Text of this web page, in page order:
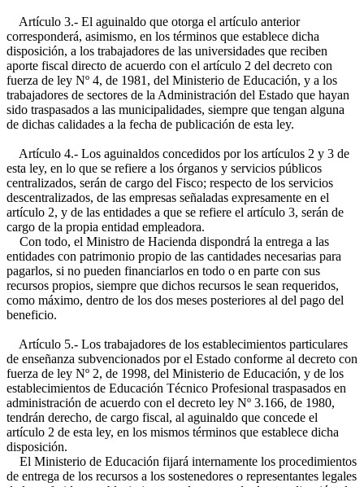
Artículo 3.- El aguinaldo que otorga el artículo anterior
corresponderá, asimismo, en los términos que establece dicha
disposición, a los trabajadores de las universidades que reciben
aporte fiscal directo de acuerdo con el artículo 2 del decreto con
fuerza de ley Nº 4, de 1981, del Ministerio de Educación, y a los
trabajadores de sectores de la Administración del Estado que hayan
sido traspasados a las municipalidades, siempre que tengan alguna
de dichas calidades a la fecha de publicación de esta ley.
Artículo 4.- Los aguinaldos concedidos por los artículos 2 y 3 de
esta ley, en lo que se refiere a los órganos y servicios públicos
centralizados, serán de cargo del Fisco; respecto de los servicios
descentralizados, de las empresas señaladas expresamente en el
artículo 2, y de las entidades a que se refiere el artículo 3, serán de
cargo de la propia entidad empleadora.
Con todo, el Ministro de Hacienda dispondrá la entrega a las
entidades con patrimonio propio de las cantidades necesarias para
pagarlos, si no pueden financiarlos en todo o en parte con sus
recursos propios, siempre que dichos recursos le sean requeridos,
como máximo, dentro de los dos meses posteriores al del pago del
beneficio.
Artículo 5.- Los trabajadores de los establecimientos particulares
de enseñanza subvencionados por el Estado conforme al decreto con
fuerza de ley Nº 2, de 1998, del Ministerio de Educación, y de los
establecimientos de Educación Técnico Profesional traspasados en
administración de acuerdo con el decreto ley Nº 3.166, de 1980,
tendrán derecho, de cargo fiscal, al aguinaldo que concede el
artículo 2 de esta ley, en los mismos términos que establece dicha
disposición.
El Ministerio de Educación fijará internamente los procedimientos
de entrega de los recursos a los sostenedores o representantes legales